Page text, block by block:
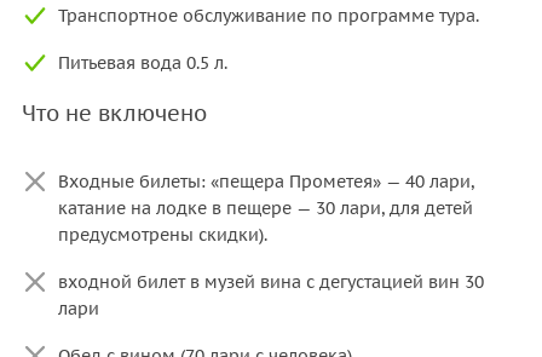
Транспортное обслуживание по программе тура.
Питьевая вода 0.5 л.
Что не включено
Входные билеты: «пещера Прометея» — 40 лари,
катание на лодке в пещере — 30 лари, для детей
предусмотрены скидки).
входной билет в музей вина с дегустацией вин 30
лари